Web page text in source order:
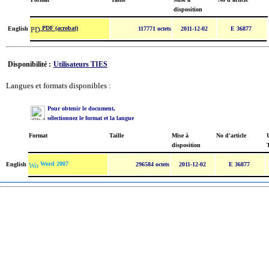
disposition
English PDF (acrobat) 117771 octets 2011-12-02 E 36877
Disponibilité : Utilisateurs TIES
Langues et formats disponibles :
Pour obtenir le document,
sélectionnez le format et la langue
Format Taille
Mise à
disposition
No d'article
English Word 2007 296584 octets 2011-12-02 E 36877